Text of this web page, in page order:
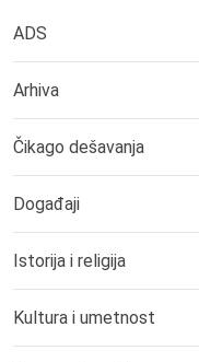
ADS
Arhiva
Čikago dešavanja
Događaji
Istorija i religija
Kultura i umetnost